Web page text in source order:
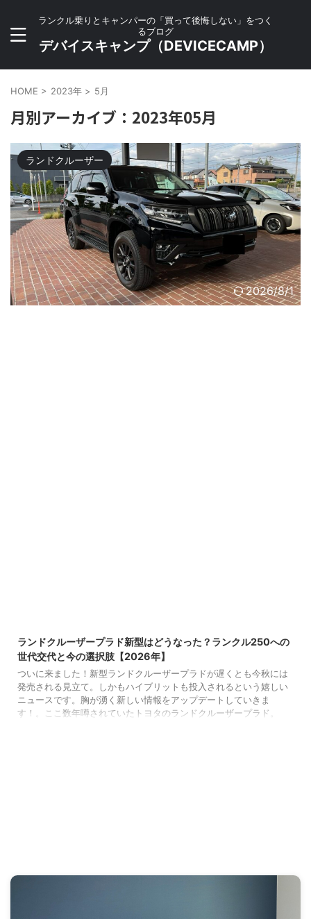
ランクル乗りとキャンパーの「買って後悔しない」をつく
るブログ
デバイスキャンプ（DEVICECAMP）
HOME > 2023年 > 5月
月別アーカイブ：2023年05月
ランドクルーザー
2026/8/1
ランドクルーザープラド新型はどうなった？ランクル250への
世代交代と今の選択肢【2026年】
ついに来ました！新型ランドクルーザープラドが遅くとも今秋には
発売される見立て。しかもハイブリットも投入されるという嬉しい
ニュースです。胸が湧く新しい情報をアップデートしていきま
す！。ここ数年噂されていたトヨタのランドクルーザープラド。